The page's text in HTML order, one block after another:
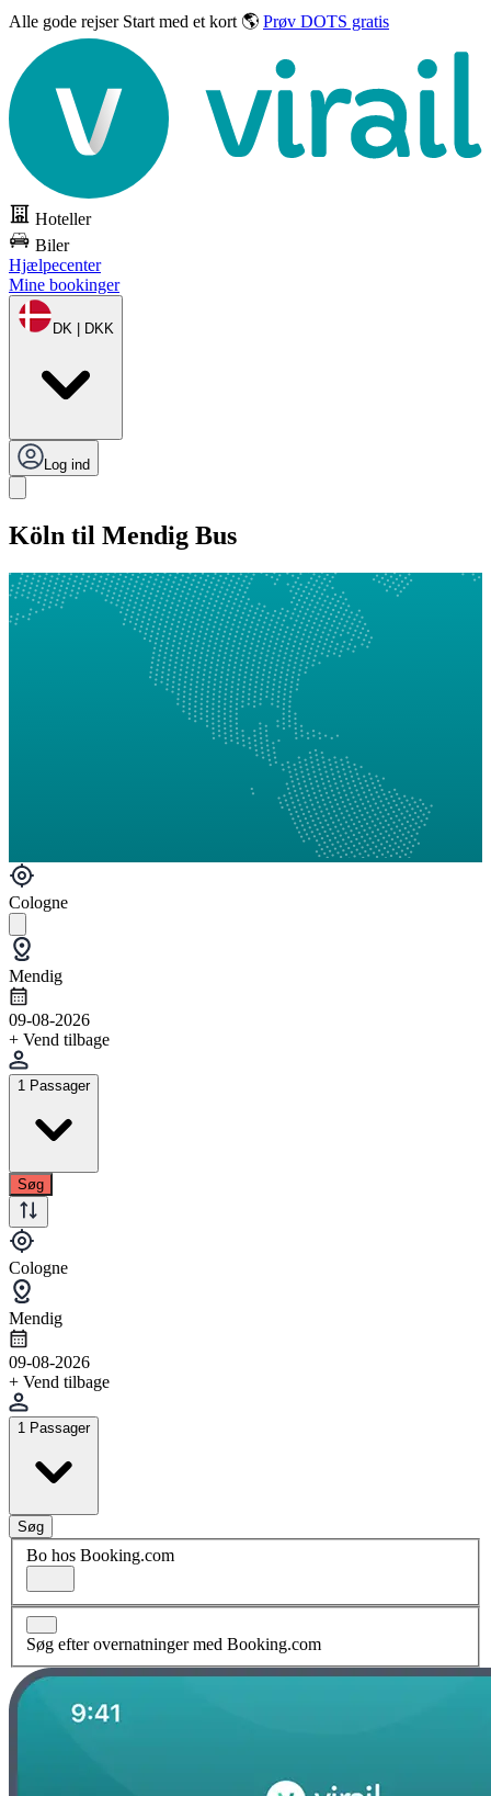
Alle gode rejser Start med et kort 🌎 Prøv DOTS gratis
Hoteller
Biler
Hjælpecenter
Mine bookinger
DK | DKK
Log ind
Köln til Mendig Bus
Cologne
Mendig
09-08-2026
+ Vend tilbage
1 Passager
Søg
Cologne
Mendig
09-08-2026
+ Vend tilbage
1 Passager
Søg
Bo hos Booking.com
Søg efter overnatninger med Booking.com